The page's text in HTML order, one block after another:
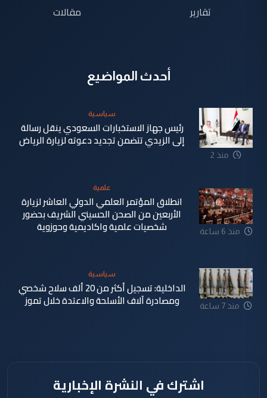
تقارير
مقالات
أحدث المواضيع
منذ 2
سياسية
رئيس جهاز الاستخبارات السعودي ينقل رسالة
إلى الزيدي تتضمن تجديد دعوته لزيارة الرياض
منذ 6 ساعة
علمية
انطلاق المؤتمر العلمي الدولي العاشر لزيارة
الأربعين من الصحن الحسيني الشريف بحضور
شخصيات علمية واكاديمية وحوزوية
منذ 7 ساعة
سياسية
الداخلية: تسجيل أكثر من 20 ألف سلاح شخصي
ومصادرة آلاف الأسلحة والاعتدة خلال تموز
اشترك في النشرة الإخبارية